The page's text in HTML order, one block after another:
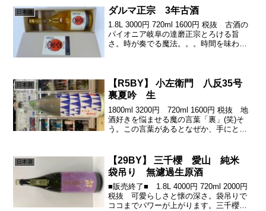
日本酒 ダルマ正宗 3年古酒
1.8L 3000円 720ml 1600円 税抜 古酒の
パイオニア岐阜の達磨正宗とろける旨
さ。時が奏でる魔法。。。時間を味わう
と...
日本酒
【R5BY】 小左衛門 八反35号
裏夏吟 生
1800ml 3200円 720ml 1600円 税抜 地
酒好きを悩ませる魔の言葉「裏」(笑)そ
う。この言葉があるとなぜか、手にとっ
の夏を楽しくさせてくれる...
日本酒
【29BY】 三千櫻 愛山 純米
袋吊り 無濾過生原酒
■販売終了■ 1.8L 4000円 720ml 2000円
税抜 可愛らしさと懐の深さ。袋吊りで
ココまでパワーが上がります。三千櫻